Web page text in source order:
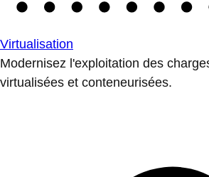
Virtualisation
Modernisez l'exploitation des
virtualisées et conteneurisées.